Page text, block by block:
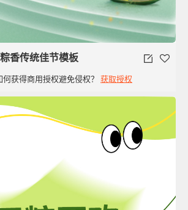
香传统佳节模板
何获得商用授权避免侵权？ 获取授权